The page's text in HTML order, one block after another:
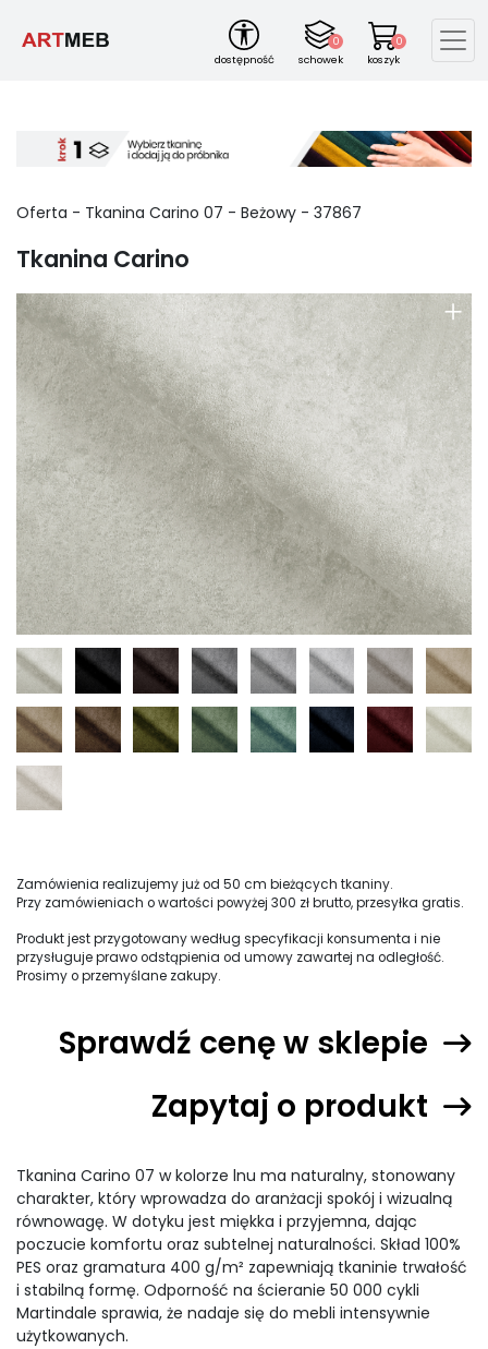
dostępność
0
schowek
0
koszyk
Oferta - Tkanina Carino 07 - Beżowy - 37867
Tkanina Carino
+
Zamówienia realizujemy już od 50 cm bieżących tkaniny.
Przy zamówieniach o wartości powyżej 300 zł brutto, przesyłka gratis.
Produkt jest przygotowany według specyfikacji konsumenta i nie
przysługuje prawo odstąpienia od umowy zawartej na odległość.
Prosimy o przemyślane zakupy.
Sprawdź cenę w sklepie
Zapytaj o produkt
Tkanina Carino 07 w kolorze lnu ma naturalny, stonowany
charakter, który wprowadza do aranżacji spokój i wizualną
równowagę. W dotyku jest miękka i przyjemna, dając
poczucie komfortu oraz subtelnej naturalności. Skład 100%
PES oraz gramatura 400 g/m² zapewniają tkaninie trwałość
i stabilną formę. Odporność na ścieranie 50 000 cykli
Martindale sprawia, że nadaje się do mebli intensywnie
użytkowanych.